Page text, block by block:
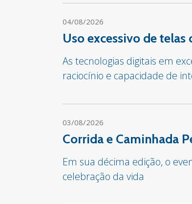
04/08/2026
Uso excessivo de telas
As tecnologias digitais em
raciocínio e capacidade de
03/08/2026
Corrida e Caminhada
Em sua décima edição, o
celebração da vida